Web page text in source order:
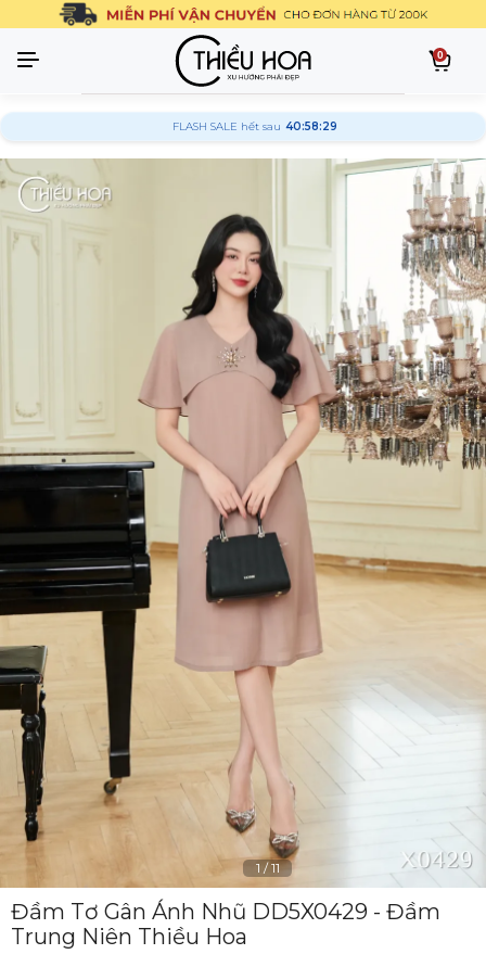
0
FLASH SALE hết sau 40:58:28
1 /11
Đầm Tơ Gân Ánh Nhũ DD5X0429 - Đầm
Trung Niên Thiều Hoa